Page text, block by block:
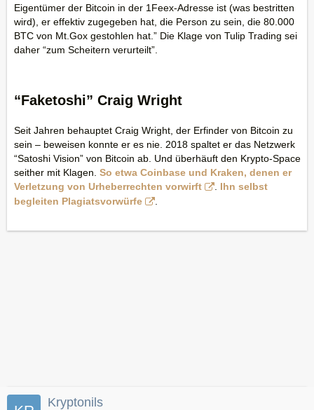
Eigentümer der Bitcoin in der 1Feex-Adresse ist (was bestritten
wird), er effektiv zugegeben hat, die Person zu sein, die 80.000
BTC von Mt.Gox gestohlen hat.” Die Klage von Tulip Trading sei
daher “zum Scheitern verurteilt”.
“Faketoshi” Craig Wright
Seit Jahren behauptet Craig Wright, der Erfinder von Bitcoin zu
sein – beweisen konnte er es nie. 2018 spaltet er das Netzwerk
“Satoshi Vision” von Bitcoin ab. Und überhäuft den Krypto-Space
seither mit Klagen. So etwa Coinbase und Kraken, denen er
Verletzung von Urheberrechten vorwirft
Ihn selbst
begleiten Plagiatsvorwürfe
Kryptonils